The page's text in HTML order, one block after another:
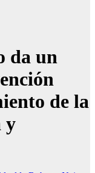
da un
de la
y